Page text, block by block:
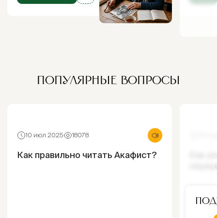
ПОПУЛЯРНЫЕ ВОПРОСЫ
10 июл 2025 18078
Как правильно читать Акафист?
Как